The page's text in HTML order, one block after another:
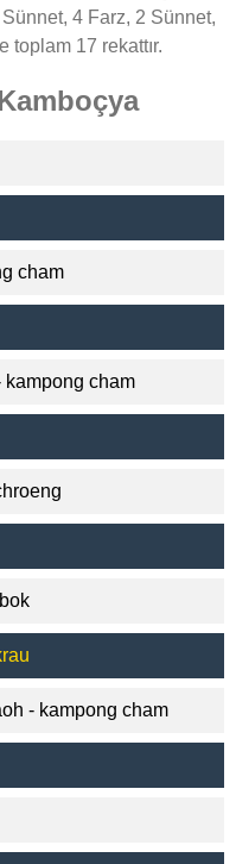
4 Farz, 2 Sünnet,
toplam 17 rekattır.
cham
kampong cham
- kampong cham